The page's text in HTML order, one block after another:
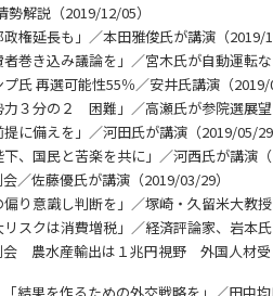
解説（2019/12/05）
権延長も」／本田雅俊氏が講演（2019/
巻き込み議論を」／宮木氏が自動運転
氏 再選可能性55％／安井氏講演（
力３分の２ 困難」／高瀬氏が参院選展
に備えを」／河田氏が講演（2019/05/
、国民と苦楽を共に」／河西氏が講演
／佐藤優氏が講演（2019/03/29）
り意識し判断を」／塚崎・久留米大教
スクは消費増税」／経済評論家、岩本
会 農水産輸出は１兆円視野 外国人材受
結果を作るための外交戦略を」／田中